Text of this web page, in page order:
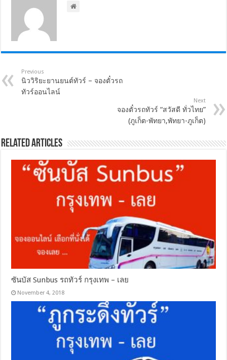
Previous
นิววิริยะยานยนต์ทัวร์ – จองตั๋วรถ
ทัวร์ออนไลน์
Next
จองตั๋วรถทัวร์ “สวัสดี ทั่วไทย”
(ภูเก็ต-พัทยา,พัทยา-ภูเก็ต)
Related Articles
ซันบัส Sunbus รถทัวร์ กรุงเทพ – เลย
November 4, 2018